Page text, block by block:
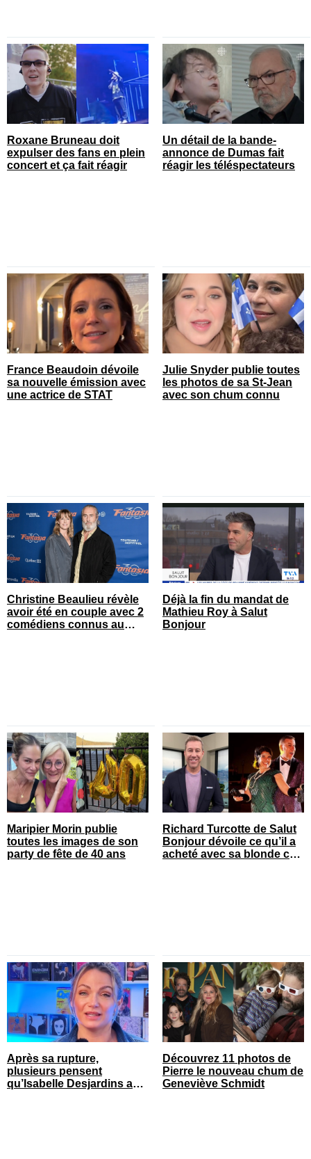
Roxane Bruneau doit
expulser des fans en plein
concert et ça fait réagir
Un détail de la bande-
annonce de Dumas fait
réagir les téléspectateurs
France Beaudoin dévoile
sa nouvelle émission avec
une actrice de STAT
Julie Snyder publie toutes
les photos de sa St-Jean
avec son chum connu
Christine Beaulieu révèle
avoir été en couple avec 2
comédiens connus au
Déjà la fin du mandat de
Mathieu Roy à Salut
Bonjour
Maripier Morin publie
toutes les images de son
party de fête de 40 ans
Richard Turcotte de Salut
Bonjour dévoile ce qu’il a
acheté avec sa blonde cet
Après sa rupture,
plusieurs pensent
qu’Isabelle Desjardins a
Découvrez 11 photos de
Pierre le nouveau chum de
Geneviève Schmidt